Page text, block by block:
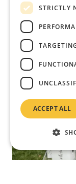
kvalitní alkohol.
způsobem
STRICTLY
ACCEPT ALL